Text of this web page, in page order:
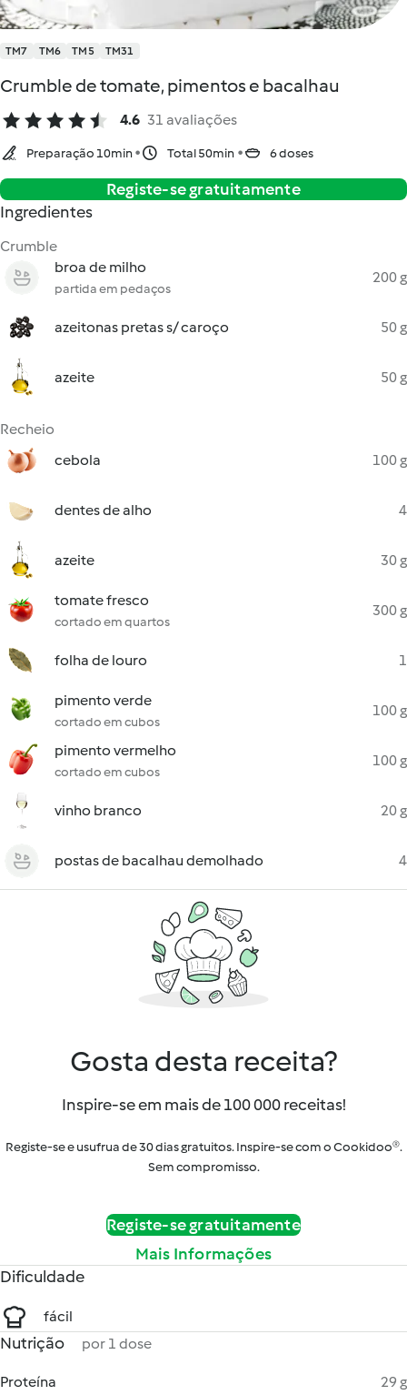
TM7 TM6 TM5 TM31
Crumble de tomate, pimentos e bacalhau
4.6 31 avaliações
Preparação 10min Total 50min 6 doses
Registe-se gratuitamente
Ingredientes
Crumble
broa de milho
partida em pedaços
200 g
azeitonas pretas s/ caroço 50 g
azeite 50 g
Recheio
cebola
100 g
dentes de alho 4
azeite 30 g
tomate fresco
cortado em quartos
300 g
folha de louro 1
pimento verde
cortado em cubos
100 g
pimento vermelho
cortado em cubos
100 g
vinho branco 20 g
postas de bacalhau demolhado 4
Gosta desta receita?
Inspire-se em mais de 100 000 receitas!
Registe-se e usufrua de 30 dias gratuitos. Inspire-se com o Cookidoo®.
Sem compromisso.
Registe-se gratuitamente
Mais Informações
Dificuldade
fácil
Nutrição por 1 dose
Proteína
29 g